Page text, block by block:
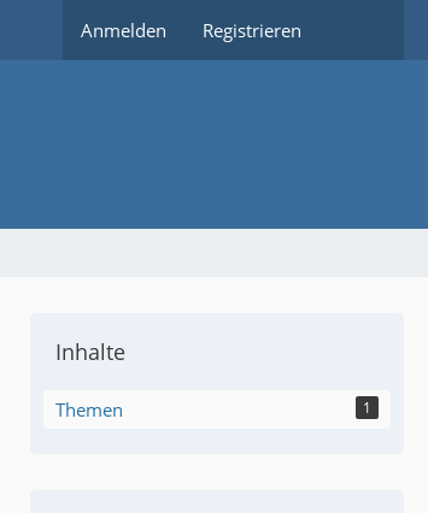
Anmelden Registrieren
Inhalte
Themen 1